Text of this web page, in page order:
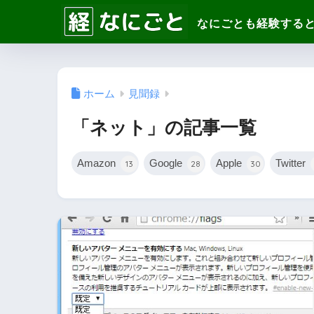
ホーム 見聞録
「ネット」の記事一覧
Amazon 13 Google 28 Apple 30 Twitter